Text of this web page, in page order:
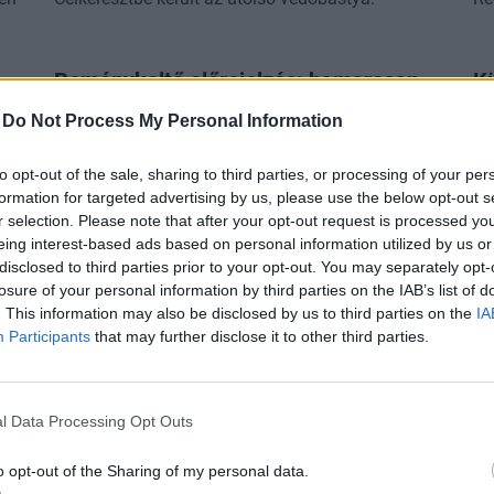
Do Not Process My Personal Information
opt-out of the sale, sharing to third parties, or processing of your
for targeted advertising by us, please use the below opt-out
selection. Please note that after your opt-out request is processed
interest-based ads based on personal information utilized by us
to third parties prior to your opt-out. You may separately
of your personal information by third parties on the IAB’s list of
This information may also be disclosed by us to third parties on the
Participants that may further disclose it to other third parties.
Data Processing Opt Outs
opt-out of the Sharing of my personal data.
Reménykeltő előrejelzés: hamarosan
megérkezhet a kiadós eső
Magyarországra
Körvonalazódik az enyhülés.
A
tőzsdéken, de lefordult a Nasdaq - Ezek mozgatták
dollárt fizetett vissza Amerika Trump elhibázott